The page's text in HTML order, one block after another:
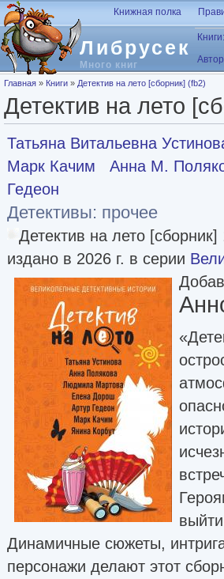
Перейти к основному содержанию
Либрусек
Много книг
Книжная полка
Книги:
Вы здесь
Главная » Книги » Детектив на лето [сборник] (fb2)
Детектив на лето
Татьяна Витальевна
Марк Качим
Анна М.
Гедеон
Детективы: прочее
Детектив на лето [сборник]
издано в 2026 г. в серии
Динамичные сюжеты,
персонажи делают этот